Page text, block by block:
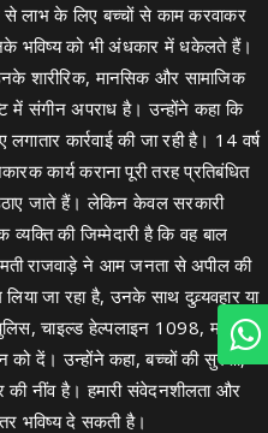
लाभ के लिए बच्चों से काम करवाकर
भविष्य को भी अंधकार में धकेलते हैं।
शारीरिक, मानसिक और सामाजिक
में संगीन अपराध है। उन्होंने कहा कि
कार्रवाई की जा रही है। 14 वर्ष
कार्य कराना पूरी तरह प्रतिबंधित
जाते हैं। लेकिन केवल सरकारी
की जिम्मेदारी है कि वह बाल
राजवाड़े ने आम जनता से अपील की
जा रहा है, उनके साथ दुव्र्यवहार या
चाइल्ड हेल्पलाइन 1098, महिला
को दें। उन्होंने कहा, बच्चों की सुरक्षा,
की नींव है। हमारी संवेदनशीलता और
भविष्य दे सकती है।